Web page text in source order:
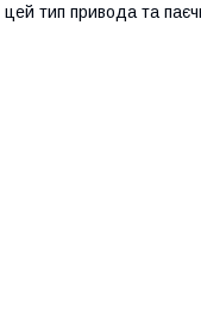
тип привода та